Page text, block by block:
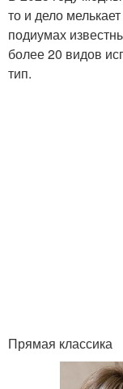
то и дело
подиумах
более 20 видов
тип.
Прямая классика